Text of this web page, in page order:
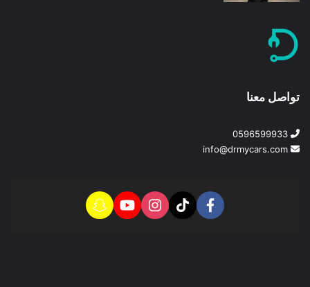
تواصل معنا
0596599933
info@drmycars.com